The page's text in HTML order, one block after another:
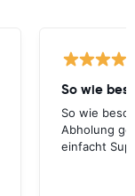
So wie
So wie
Abholung
einfacht